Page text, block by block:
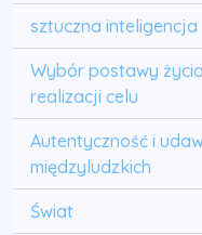
sztuczna inteligencja
Wybór postawy
realizacji celu
Autentyczność i
międzyludzkich
Świat